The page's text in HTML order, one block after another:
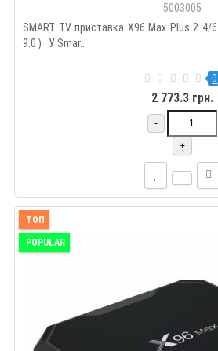
5003005
SMART TV приставка X96 Max Plus 2 4/
9.0 ) У Smar..
0
2 773.3 грн.
-
+
ТОП
POPULAR